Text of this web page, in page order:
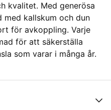
kvalitet. Med generösa
kallskum och dun
för avkoppling. Varje
för att säkerställa
som varar i många år.